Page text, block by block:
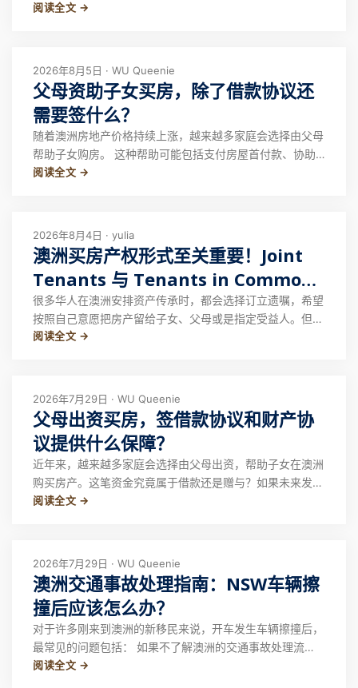
探视时间被取消，一方不回复信息、不配合交接，甚至表示
求对方配合。但这些做法并不一定能够解决问
阅读全文 →
2026年8月5日 · WU Queenie
父母资助子女买房，除了借款协议还
需要签什么？
随着澳洲房地产价格持续上涨，越来越多家庭会选择由父母
帮助子女购房。 这种帮助可能包括支付房屋首付款、协助
偿还贷款，或者直接提供一笔较大金额的资金。 对于很多
其他不可预见的情况，如何保障自己的资金权
阅读全文 →
2026年8月4日 · yulia
澳洲买房产权形式至关重要！Joint
Tenants 与 Tenants in Common
继承差异
很多华人在澳洲安排资产传承时，都会选择订立遗嘱，希望
按照自己意愿把房产留给子女、父母或是指定受益人。但不
少人咨询律师后才得知：澳洲Joint Tenants（联名持有）
房产持有形式，询问房屋是 J
阅读全文 →
2026年7月29日 · WU Queenie
父母出资买房，签借款协议和财产协
议提供什么保障？
近年来，越来越多家庭会选择由父母出资，帮助子女在澳洲
购买房产。这笔资金究竟属于借款还是赠与？如果未来发生
婚姻变化、家庭财产争议或债务问题，父母的出资是否能够
（Loan Agreement）及财产协议（B
阅读全文 →
2026年7月29日 · WU Queenie
澳洲交通事故处理指南：NSW车辆擦
撞后应该怎么办？
对于许多刚来到澳洲的新移民来说，开车发生车辆擦撞后，
最常见的问题包括： 如果不了解澳洲的交通事故处理流
程，很容易因为处理不当影响保险理赔，甚至承担不必要的
阅读全文 →